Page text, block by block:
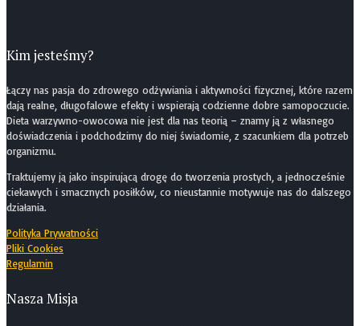
Kim jesteśmy?
Łączy nas pasja do zdrowego odżywiania i aktywności fizycznej, które razem
dają realne, długofalowe efekty i wspierają codzienne dobre samopoczucie.
Dieta warzywno-owocowa nie jest dla nas teorią – znamy ją z własnego
doświadczenia i podchodzimy do niej świadomie, z szacunkiem dla potrzeb
organizmu.
Traktujemy ją jako inspirującą drogę do tworzenia prostych, a jednocześnie
ciekawych i smacznych posiłków, co nieustannie motywuje nas do dalszego
działania.
Polityka Prywatności
Pliki Cookies
Regulamin
Nasza Misja